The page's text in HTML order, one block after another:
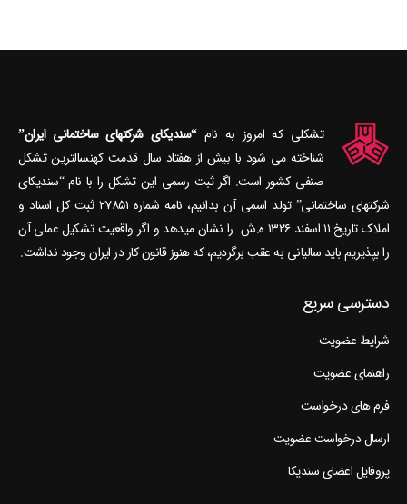
تشکلی که امروز به نام“سندیکای شرکتهای ساختمانی ایران”
شناخته می‎ شود با بیش از هفتاد سال قدمت کهنسال‎ترین تشکل
صنفی کشور است. اگر ثبت رسمی این تشکل را با نام “سندیکای
شرکتهای ساختمانی” تولد اسمی آن بدانیم، نامه شماره ۲۷۸۵۱ ثبت کل اسناد و
املاک تاریخ ۱۱ اسفند ۱۳۲۶ ه.ش را نشان می‎دهد و اگر واقعیت تشکیل عملی آن
را بپذیریم باید سالیانی به عقب برگردیم، که هنوز قانون کار در ایران وجود نداشت.
دسترسی سریع
شرایط عضویت
راهنمای عضویت
فرم های درخواست
ارسال درخواست عضویت
پروفایل اعضای سندیکا